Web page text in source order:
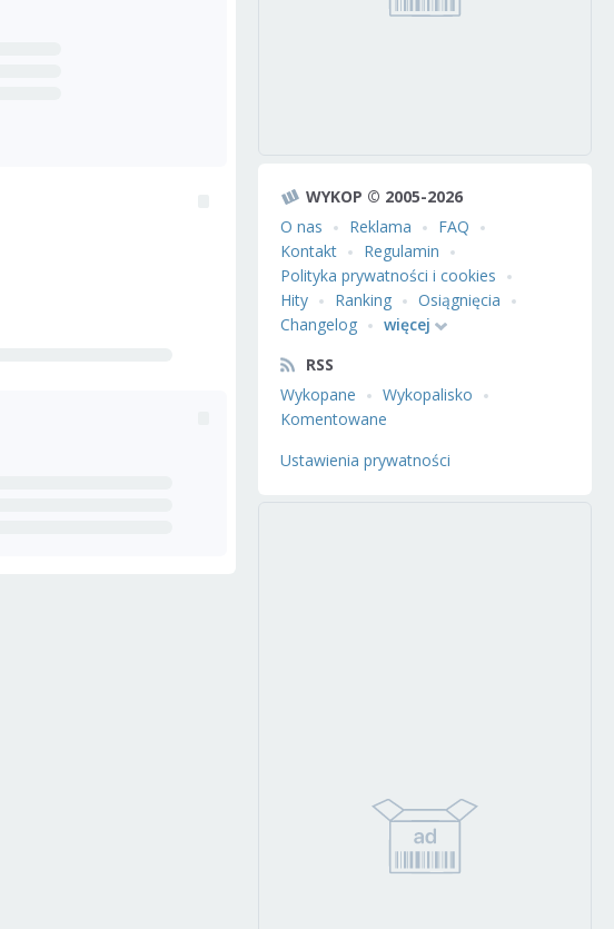
WYKOP © 2005-2026
O nas
Reklama
FAQ
Kontakt
Regulamin
Polityka prywatności i cookies
Hity
Ranking
Osiągnięcia
Changelog
więcej
RSS
Wykopane
Wykopalisko
Komentowane
Ustawienia prywatności